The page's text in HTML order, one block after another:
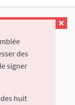
des
signer
huit